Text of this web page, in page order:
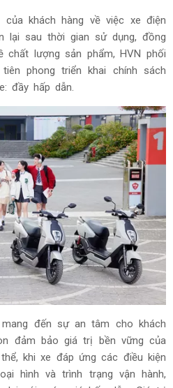
khách hàng về việc xe điện
lại sau thời gian sử dụng, đồng
chất lượng sản phẩm, HVN phối
phong triển khai chính sách
đầy hấp dẫn.
đến sự an tâm cho khách
đảm bảo giá trị bền vững của
khi xe đáp ứng các điều kiện
hình và trình trạng vận hành,